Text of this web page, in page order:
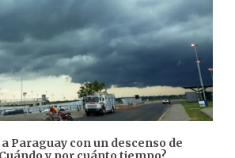
Paraguay con un descenso de